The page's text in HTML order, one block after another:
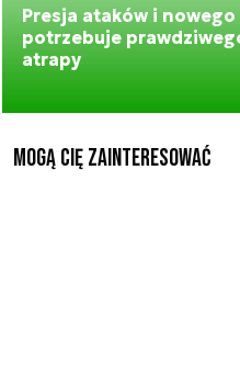
Presja ataków i
potrzebuje
atrapy
Mogą Cię zainteresować